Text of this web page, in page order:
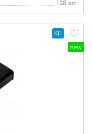
128 шт.
new
КП